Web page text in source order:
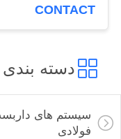
CONTACT
دسته
سیستم های
فولادی